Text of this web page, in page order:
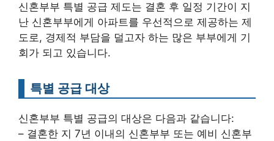
신혼부부 특별 공급 제도는 결혼 후 일정 기간이 지
난 신혼부부에게 아파트를 우선적으로 제공하는 제
도로, 경제적 부담을 덜고자 하는 많은 부부에게 기
회가 되고 있습니다.
특별 공급 대상
신혼부부 특별 공급의 대상은 다음과 같습니다:
– 결혼한 지 7년 이내의 신혼부부 또는 예비 신혼부